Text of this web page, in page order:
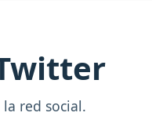
red social.